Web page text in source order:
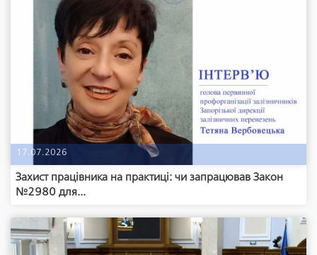
17.07.2026
Захист працівника на практиці: чи запрацював Закон
№2980 для...